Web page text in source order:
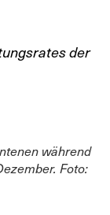
der
während
Foto: